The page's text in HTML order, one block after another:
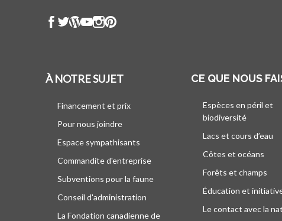
À NOTRE SUJET
Financement et prix
Pour nous joindre
Espace sympathisants
Commandite d'entreprise
Subventions pour la faune
Conseil d'administration
La Fondation canadienne de
CE QUE NOUS
Espèces en péril et
biodiversité
Lacs et cours d’eau
Côtes et océans
Forêts et champs
Éducation et
Le contact avec la